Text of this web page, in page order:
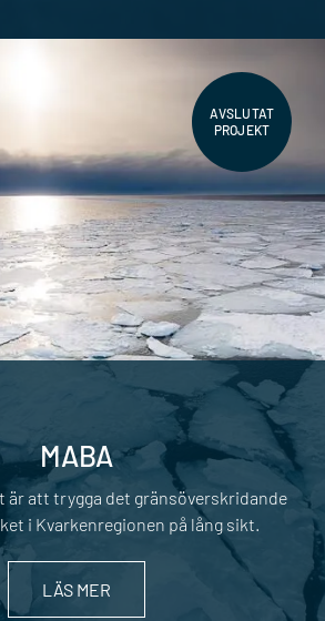
AVSLUTAT
PROJEKT
MABA
är att trygga det gränsöverskridande
i Kvarkenregionen på lång sikt.
LÄS MER